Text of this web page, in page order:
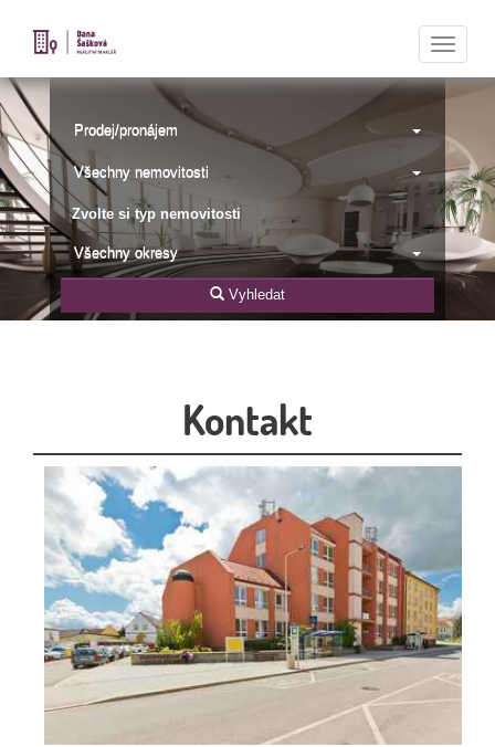
Prodej/pronájem
Všechny nemovitosti
Zvolte si typ nemovitosti
Všechny okresy
Vyhledat
Kontakt